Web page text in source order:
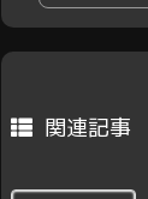
関連記事